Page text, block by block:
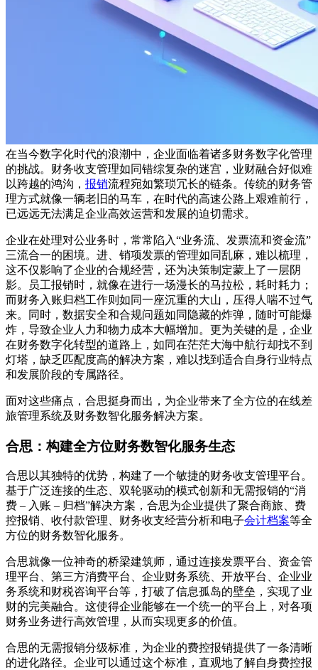
在当今数字化时代的浪潮中，企业面临着诸多财务数字化管理
的挑战。财务收支管理如同错综复杂的迷宫，业财融合好似难
以跨越的鸿沟， 报销流程宛如繁琐冗长的链条。传统的财务管
理方式就像一辆老旧的马车，在时代的高速公路上艰难前行，
已远远无法满足企业高效运营和发展的迫切需求。
企业在处理对公业务时，常常陷入“业务流、发票流和资金流”
三流合一的困境。进、销项发票的管理如同乱麻，难以梳理，
这不仅影响了企业的合规经营，还为决策制定蒙上了一层阴
影。员工报销时，就像在进行一场漫长的马拉松，耗时耗力；
而财务入账归档工作则如同一座沉重的大山，压得人喘不过气
来。同时，数据安全和合规问题如同隐藏的炸弹，随时可能爆
炸，导致企业人力和物力成本大幅增加。更为关键的是，企业
在财务数字化转型的道路上，如同在茫茫大海中航行却找不到
灯塔，缺乏匹配度高的解决方案，难以找到适合自身行业特点
和发展阶段的专属路径。
面对这些痛点，合思挺身而出，为企业带来了全方位的在线差
旅管理系统及财务数智化服务解决方案。
合思：构建全方位财务数智化服务生态
合思以其独特的优势，构建了一个敏捷的财务收支管理平台。
基于广泛连接的生态、双轮驱动的模式创新和无需报销的“消
费 – 入账 – 归档”解决方案，合思为企业提供了聚合商旅、费
控报销、收付款管理、财务收支经营分析和电子会计档案等全
方位的财务数智化服务。
合思就像一位神奇的桥梁建筑师，通过连接发票平台、资金管
理平台、第三方消费平台、企业财务系统、开放平台、企业业
务系统和财税咨询平台等，打破了信息孤岛的壁垒，实现了业
财的完美融合。这使得企业能够在一个统一的平台上，对各项
财务业务进行高效管理，从而实现更多的价值。
合思的无需报销分级标准，为企业的费控报销提供了一条清晰
的进化路径。企业可以通过这个标准，直观地了解自身费控报